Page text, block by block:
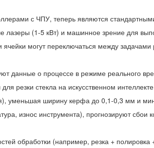
с ЧПУ, теперь являются
лазеры (1-5 кВт) и машинное зрение для
могут переключаться между задачами
данные о процессе в режиме реального
резки стекла на искусственном
уменьшая ширину керфа до 0,1-0,3 мм и
износ инструмента), прогнозируют сбои
обработки (например, резка +